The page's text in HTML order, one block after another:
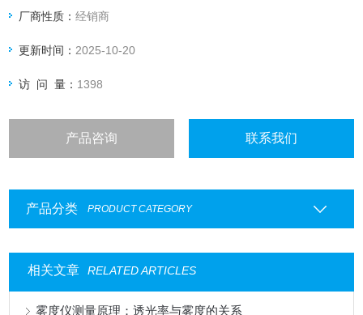
厂商性质：经销商
更新时间： 2025-10-20
访 问 量： 1398
产品咨询 联系我们
产品分类 PRODUCT CATEGORY
相关文章 RELATED ARTICLES
雾度仪测量原理：透光率与雾度的关系